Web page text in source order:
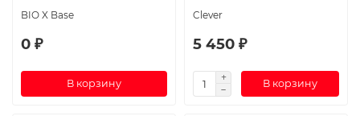
BIO X Base
0 ₽
В корзину
Clever
5 450 ₽
В корзину